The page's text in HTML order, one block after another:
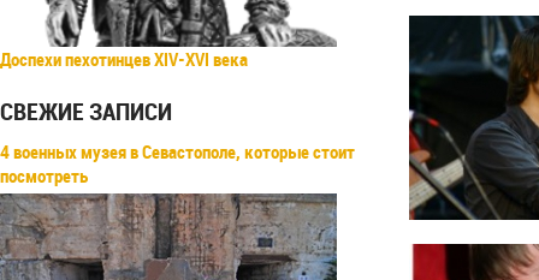
Доспехи пехотинцев XIV-XVI века
СВЕЖИЕ ЗАПИСИ
4 военных музея в Севастополе, которые стоит
посмотреть